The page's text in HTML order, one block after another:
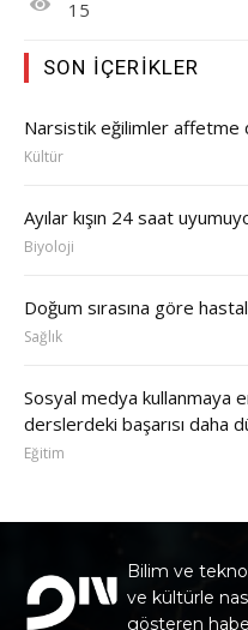
15
SON İÇERIKLER
Narsistik eğilimler affetme
Kültür
Ayılar kışın 24 saat
Biyoloji
Doğum sırasına göre
Sağlık
Sosyal medya kullanmaya
derslerdeki başarısı daha
Eğitim
Bilim ve
ve kültürle
gösteren